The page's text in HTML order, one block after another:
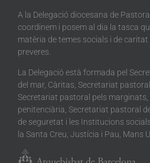
A la Delegació diocesana de
coordinem i posem al dia la tasca
matèria de temes socials i de caritat
preveres.
La Delegació està formada pel
del mar, Càritas, Secretariat
Secretariat pastoral pels marginats,
penitenciària, Secretariat pastoral
de seguretat i les Institucions
la Santa Creu, Justícia i Pau, Mans